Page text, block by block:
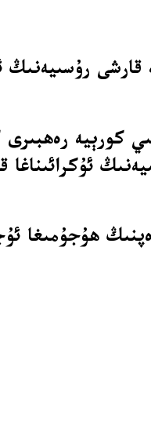
قارشى
ھۇجۇمىغا